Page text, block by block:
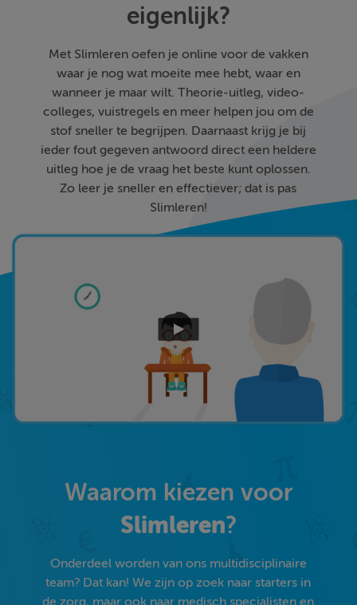
eigenlijk?
Met Slimleren oefen je online voor de vakken
waar je nog wat moeite mee hebt, waar en
wanneer je maar wilt. Theorie-uitleg, video-
colleges, vuistregels en meer helpen jou om de
stof sneller te begrijpen. Daarnaast krijg je bij
ieder fout gegeven antwoord direct een heldere
uitleg hoe je de vraag het beste kunt oplossen.
Zo leer je sneller en effectiever; dat is pas
Slimleren!
Waarom kiezen voor
Slimleren?
Onderdeel worden van ons multidisciplinaire
team? Dat kan! We zijn op zoek naar starters in
de zorg, maar ook naar medisch specialisten en